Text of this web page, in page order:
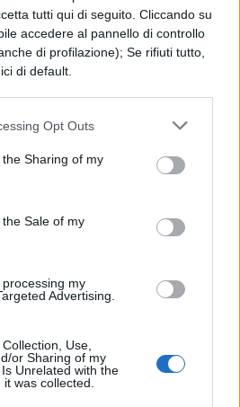
tutti qui di seguito. Cliccando su
accedere al pannello di controllo
di profilazione); Se rifiuti tutto,
di default.
Opt Outs
Sharing of my
Sale of my
my
Advertising.
Use,
or Sharing of my
Unrelated with the
was collected.
INTERESSARE
con 14.123 lodi
i 100 crollano del